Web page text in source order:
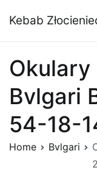
doKebab
Bvlgari
54-18-
Home Bvlgari